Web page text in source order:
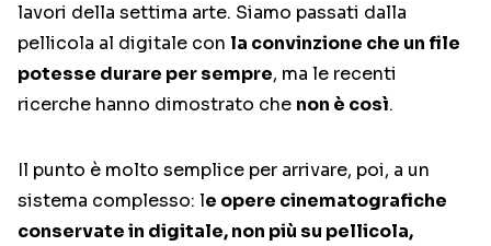
lavori della settima arte. Siamo passati dalla
pellicola al digitale con la convinzione che un file
potesse durare per sempre, ma le recenti
ricerche hanno dimostrato che non è così.
Il punto è molto semplice per arrivare, poi, a un
sistema complesso: le opere cinematografiche
conservate in digitale, non più su pellicola,